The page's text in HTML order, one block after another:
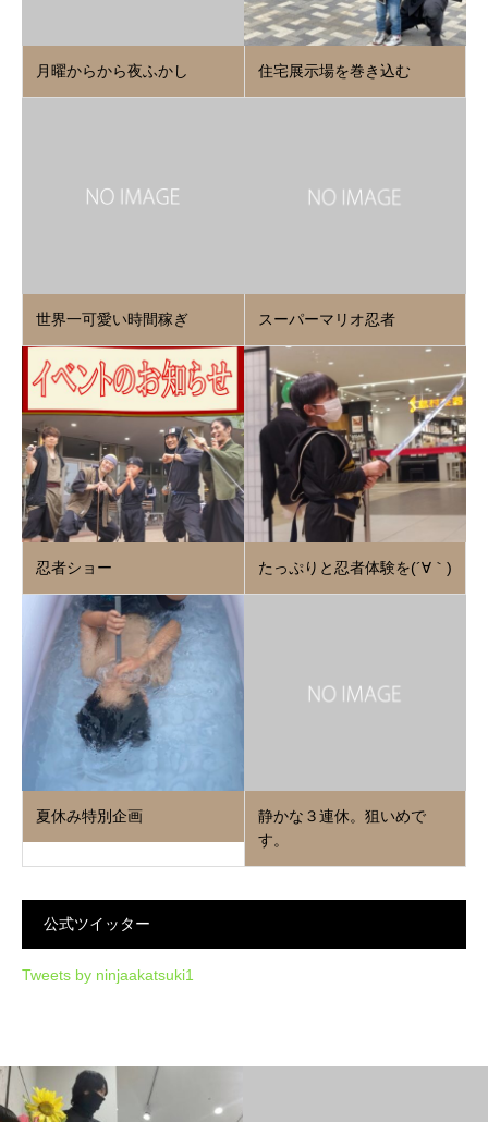
月曜からから夜ふかし 住宅展示場を巻き込む
世界一可愛い時間稼ぎ スーパーマリオ忍者
忍者ショー たっぷりと忍者体験を(´∀｀)
夏休み特別企画
静かな３連休。狙いめで
す。
公式ツイッター
Tweets by ninjaakatsuki1